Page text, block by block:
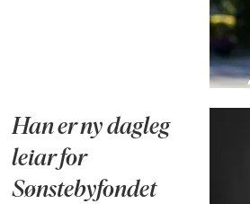
Han er ny dagleg
leiar for
Sønstebyfondet